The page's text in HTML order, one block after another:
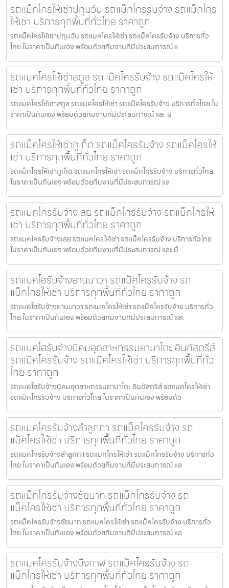
รถแม็คโครให้เช่าปทุมวัน รถแม็คโครรับจ้าง รถแม็คโคร
ให้เช่า บริการทุกพื้นที่ทั่วไทย ราคาถูก
รถแม็คโครให้เช่าปทุมวัน รถแมคโครให้เช่า รถแม็คโครรับจ้าง บริการทั่ว
ไทย ในราคาเป็นกันเอง พร้อมด้วยทีมงานที่มีประสบการณ์ แ
รถแมคโครให้เช่าสตูล รถแม็คโครรับจ้าง รถแม็คโครให้
เช่า บริการทุกพื้นที่ทั่วไทย ราคาถูก
รถแมคโครให้เช่าสตูล รถแมคโครให้เช่า รถแม็คโครรับจ้าง บริการทั่วไทย ใน
ราคาเป็นกันเอง พร้อมด้วยทีมงานที่มีประสบการณ์ และ ม
รถแม็คโครให้เช่าภูเก็ต รถแม็คโครรับจ้าง รถแม็คโครให้
เช่า บริการทุกพื้นที่ทั่วไทย ราคาถูก
รถแม็คโครให้เช่าภูเก็ต รถแมคโครให้เช่า รถแม็คโครรับจ้าง บริการทั่วไทย
ในราคาเป็นกันเอง พร้อมด้วยทีมงานที่มีประสบการณ์ แล
รถแมคโครรับจ้างเลย รถแม็คโครรับจ้าง รถแม็คโครให้
เช่า บริการทุกพื้นที่ทั่วไทย ราคาถูก
รถแมคโครรับจ้างเลย รถแมคโครให้เช่า รถแม็คโครรับจ้าง บริการทั่วไทย
ในราคาเป็นกันเอง พร้อมด้วยทีมงานที่มีประสบการณ์ และ มื
รถแบคโฮรับจ้างยานนาวา รถแม็คโครรับจ้าง รถ
แม็คโครให้เช่า บริการทุกพื้นที่ทั่วไทย ราคาถูก
รถแบคโฮรับจ้างยานนาวา รถแมคโครให้เช่า รถแม็คโครรับจ้าง บริการทั่ว
ไทย ในราคาเป็นกันเอง พร้อมด้วยทีมงานที่มีประสบการณ์ และ
รถแบคโฮรับจ้างนิคมอุตสาหกรรมยามาโตะ อินดัสตรีส์
รถแม็คโครรับจ้าง รถแม็คโครให้เช่า บริการทุกพื้นที่ทั่ว
ไทย ราคาถูก
รถแบคโฮรับจ้างนิคมอุตสาหกรรมยามาโตะ อินดัสตรีส์ รถแมคโครให้เช่า
รถแม็คโครรับจ้าง บริการทั่วไทย ในราคาเป็นกันเอง พร้อมด้ว
รถแมคโครรับจ้างลำลูกกา รถแม็คโครรับจ้าง รถ
แม็คโครให้เช่า บริการทุกพื้นที่ทั่วไทย ราคาถูก
รถแมคโครรับจ้างลำลูกกา รถแมคโครให้เช่า รถแม็คโครรับจ้าง บริการทั่ว
ไทย ในราคาเป็นกันเอง พร้อมด้วยทีมงานที่มีประสบการณ์ แล
รถแม็คโครรับจ้างชัยนาท รถแม็คโครรับจ้าง รถ
แม็คโครให้เช่า บริการทุกพื้นที่ทั่วไทย ราคาถูก
รถแม็คโครรับจ้างชัยนาท รถแมคโครให้เช่า รถแม็คโครรับจ้าง บริการทั่ว
ไทย ในราคาเป็นกันเอง พร้อมด้วยทีมงานที่มีประสบการณ์ แล
รถแมคโครรับจ้างบึงกาฬ รถแม็คโครรับจ้าง รถ
แม็คโครให้เช่า บริการทุกพื้นที่ทั่วไทย ราคาถูก